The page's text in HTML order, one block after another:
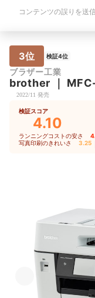
コンテンツの誤りを送
3位 検証4位
ブラザー工業
brother
2022/11 発売
検証スコア
4.10
ランニングコストの安さ
写真印刷のきれいさ 3.25